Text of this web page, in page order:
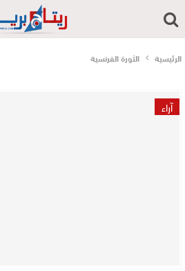
الرئيسية الثورة الفرنسية
آراء